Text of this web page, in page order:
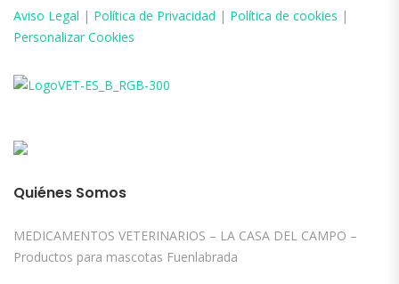
Aviso Legal | Política de Privacidad | Política de cookies |
Personalizar Cookies
Quiénes Somos
MEDICAMENTOS VETERINARIOS – LA CASA DEL CAMPO –
Productos para mascotas Fuenlabrada